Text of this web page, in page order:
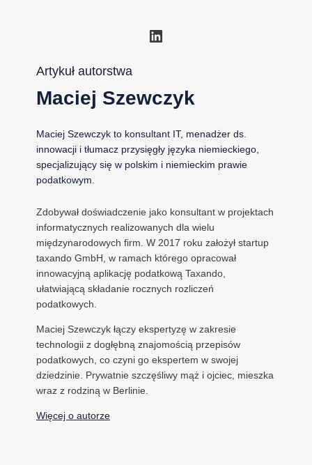
LinkedIn
Artykuł autorstwa
Maciej Szewczyk
Maciej Szewczyk to konsultant IT, menadżer ds.
innowacji i tłumacz przysięgły języka niemieckiego,
specjalizujący się w polskim i niemieckim prawie
podatkowym.
Zdobywał doświadczenie jako konsultant w projektach
informatycznych realizowanych dla wielu
międzynarodowych firm. W 2017 roku założył startup
taxando GmbH, w ramach którego opracował
innowacyjną aplikację podatkową Taxando,
ułatwiającą składanie rocznych rozliczeń
podatkowych.
Maciej Szewczyk łączy ekspertyzę w zakresie
technologii z dogłębną znajomością przepisów
podatkowych, co czyni go ekspertem w swojej
dziedzinie. Prywatnie szczęśliwy mąż i ojciec, mieszka
wraz z rodziną w Berlinie.
Więcej o autorze